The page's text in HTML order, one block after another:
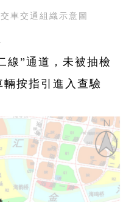
車交通組織示意圖
線”通道，未被抽檢
按指引進入查驗